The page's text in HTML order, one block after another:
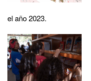
el año 2023.